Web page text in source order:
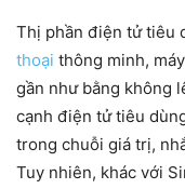
Thị phần điện tử tiêu
thoại thông minh,
gần như bằng không
cạnh điện tử tiêu
trong chuỗi giá trị,
Tuy nhiên, khác với